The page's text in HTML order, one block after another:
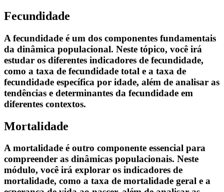
Fecundidade
A fecundidade é um dos componentes fundamentais
da dinâmica populacional. Neste tópico, você irá
estudar os diferentes indicadores de fecundidade,
como a taxa de fecundidade total e a taxa de
fecundidade específica por idade, além de analisar as
tendências e determinantes da fecundidade em
diferentes contextos.
Mortalidade
A mortalidade é outro componente essencial para
compreender as dinâmicas populacionais. Neste
módulo, você irá explorar os indicadores de
mortalidade, como a taxa de mortalidade geral e a